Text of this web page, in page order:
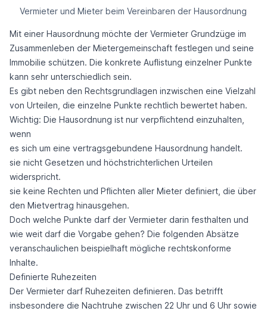
Vermieter und Mieter beim Vereinbaren der Hausordnung
Mit einer Hausordnung möchte der Vermieter Grundzüge im
Zusammenleben der Mietergemeinschaft festlegen und seine
Immobilie schützen. Die konkrete Auflistung einzelner Punkte
kann sehr unterschiedlich sein.
Es gibt neben den Rechtsgrundlagen inzwischen eine Vielzahl
von Urteilen, die einzelne Punkte rechtlich bewertet haben.
Wichtig: Die Hausordnung ist nur verpflichtend einzuhalten,
wenn
es sich um eine vertragsgebundene Hausordnung handelt.
sie nicht Gesetzen und höchstrichterlichen Urteilen
widerspricht.
sie keine Rechten und Pflichten aller Mieter definiert, die über
den Mietvertrag hinausgehen.
Doch welche Punkte darf der Vermieter darin festhalten und
wie weit darf die Vorgabe gehen? Die folgenden Absätze
veranschaulichen beispielhaft mögliche rechtskonforme
Inhalte.
Definierte Ruhezeiten
Der Vermieter darf Ruhezeiten definieren. Das betrifft
insbesondere die Nachtruhe zwischen 22 Uhr und 6 Uhr sowie